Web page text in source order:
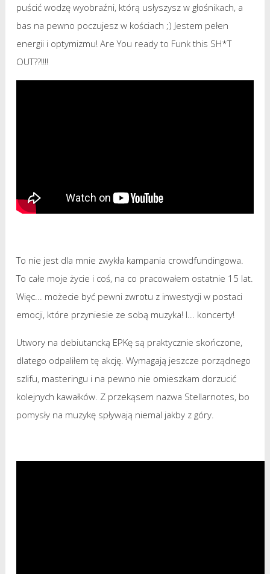
puścić wodzę wyobraźni, którą usłyszysz w głośnikach, a
bas na pewno poczujesz w kościach ;) Jestem pełen
energii i optymizmu! Are You ready to Funk this SH*T
OUT??!!!!
To nie jest dla mnie zwykła kampania crowdfundingowa.
To całe moje życie i coś, na co pracowałem ostatnie 15 lat.
Więc... możecie być pewni zwrotu z inwestycji w postaci
emocji, które przyniesie ze sobą muzyka! I... koncerty!
Utwory na debiutancką EPKę są praktycznie skończone,
dlatego odpaliłem tę akcję. Wymagają jeszcze porządnego
szlifu, masteringu i na pewno nie omieszkam dorzucić
kolejnych kawałków. Z przekąsem nazwa Stellarnotes, bo
pomysły na muzykę spływają niemal jakby z góry.